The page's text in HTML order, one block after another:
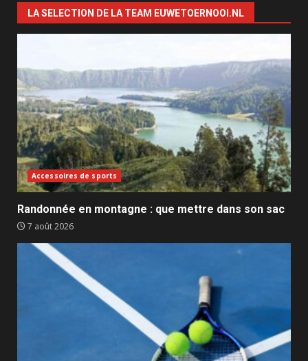
LA SELECTION DE LA TEAM EUWETOERNOOI.NL
Accessoires de sports
Randonnée en montagne : que mettre dans son sac
7 août 2026